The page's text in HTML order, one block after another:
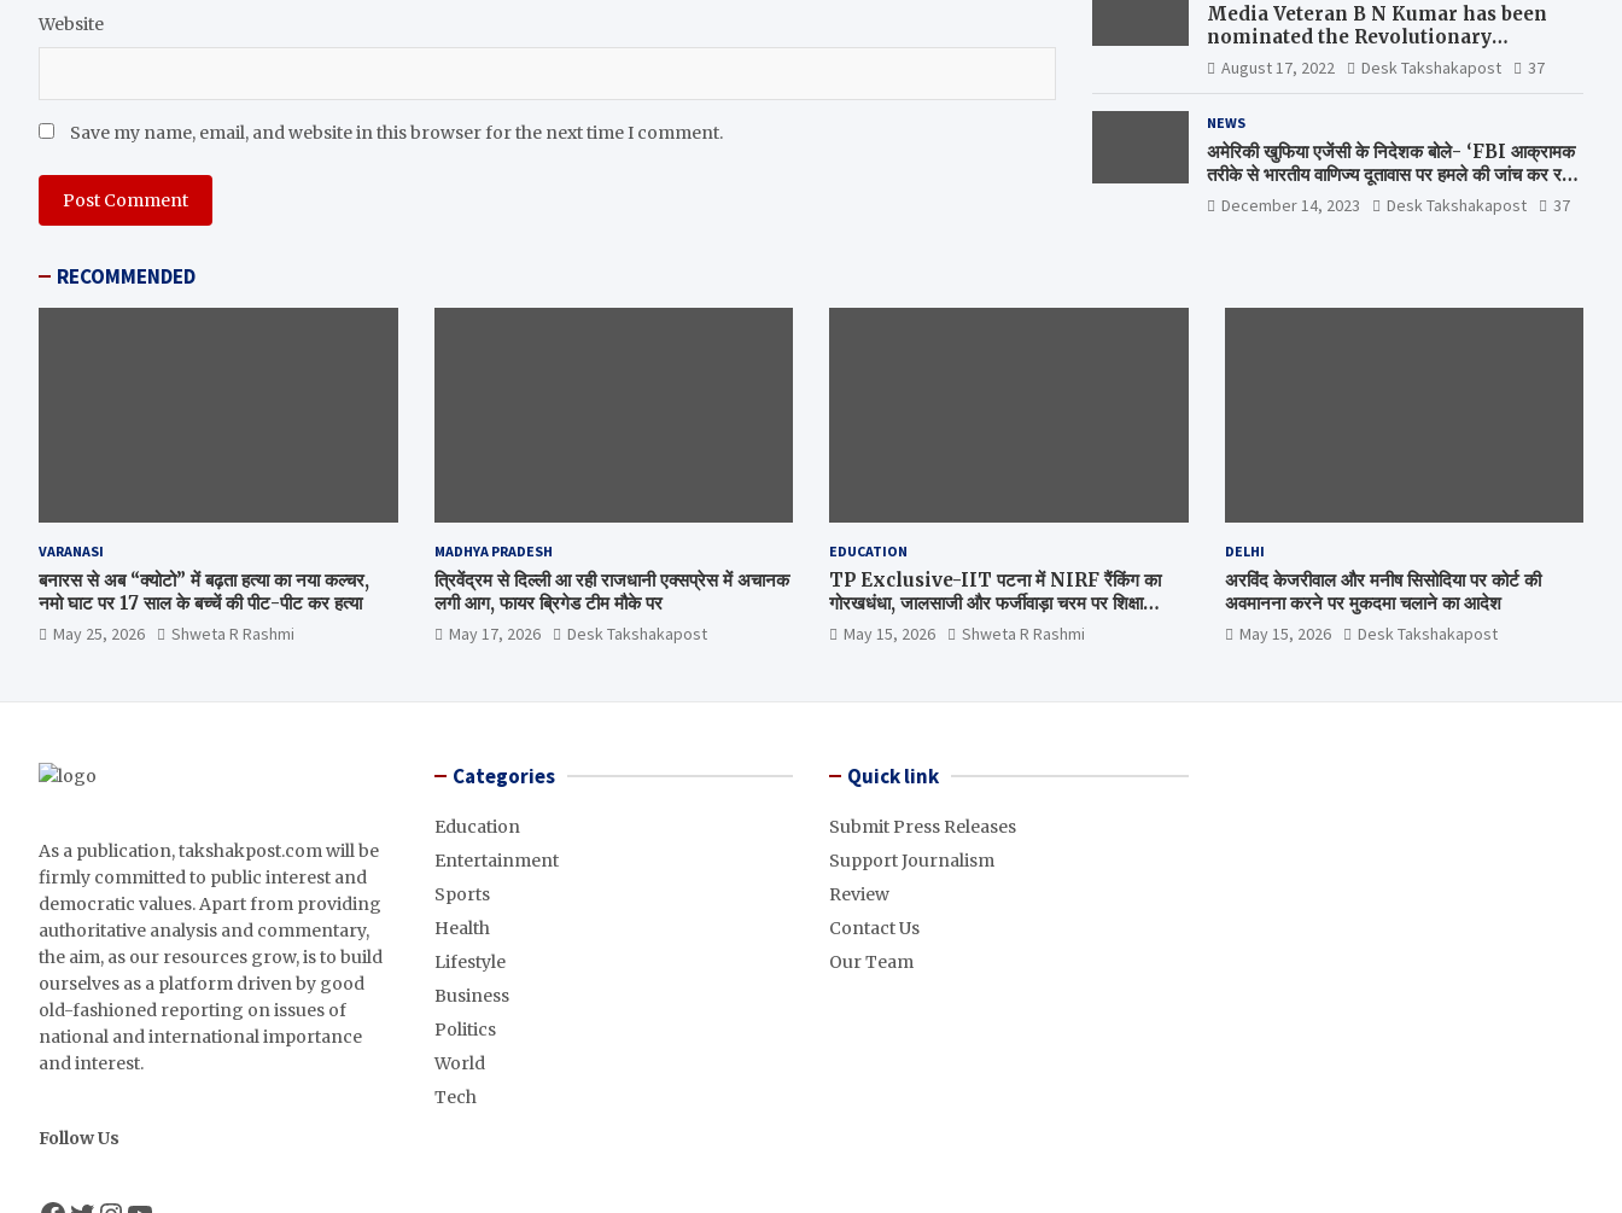
Website
Save my name, email, and website in this browser for the next time I comment.
Media Veteran B N Kumar has been
nominated the Revolutionary
Comrade Shiv Varma Media Award
2022-23
August 17, 2022 Desk Takshakapost 37
NEWS
अमेरिकी खुफिया एजेंसी के निदेशक बोले- ‘FBI आक्रामक
तरीके से भारतीय वाणिज्य दूतावास पर हमले की जांच कर रही
है’December 14, 2023 Desk Takshakapost 37
RECOMMENDED
VARANASI
बनारस से अब “क्योटो” में बढ़ता हत्या का नया कल्चर,
नमो घाट पर 17 साल के बच्चें की पीट-पीट कर हत्या
May 25, 2026 Shweta R Rashmi
MADHYA PRADESH
त्रिवेंद्रम से दिल्ली आ रही राजधानी एक्सप्रेस में अचानक
लगी आग, फायर ब्रिगेड टीम मौके पर
May 17, 2026 Desk Takshakapost
EDUCATION
TP Exclusive-IIT पटना में NIRF रैंकिंग का
गोरखधंधा, जालसाजी और फर्जीवाड़ा चरम पर शिक्षा
मंत्रालय कब जागेगा ?
May 15, 2026 Shweta R Rashmi
DELHI
अरविंद केजरीवाल और मनीष सिसोदिया पर कोर्ट की
अवमानना करने पर मुकदमा चलाने का आदेश
May 15, 2026 Desk Takshakapost
As a publication, takshakpost.com will be
firmly committed to public interest and
democratic values. Apart from providing
authoritative analysis and commentary,
the aim, as our resources grow, is to build
ourselves as a platform driven by good
old-fashioned reporting on issues of
national and international importance
and interest.
Follow Us
Categories
Education
Entertainment
Sports
Health
Lifestyle
Business
Politics
World
Tech
Quick link
Submit Press Releases
Support Journalism
Review
Contact Us
Our Team